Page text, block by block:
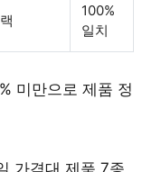
100%
일치
미만으로 제품 정
가격대 제품 7종